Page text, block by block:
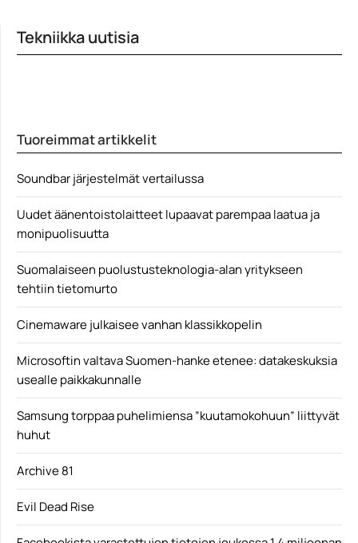
Tekniikka uutisia
Tuoreimmat artikkelit
Soundbar järjestelmät vertailussa
Uudet äänentoistolaitteet lupaavat parempaa laatua ja
monipuolisuutta
Suomalaiseen puolustusteknologia-alan yritykseen
tehtiin tietomurto
Cinemaware julkaisee vanhan klassikkopelin
Microsoftin valtava Suomen-hanke etenee: datakeskuksia
usealle paikkakunnalle
Samsung torppaa puhelimiensa ”kuutamokohuun” liittyvät
huhut
Archive 81
Evil Dead Rise